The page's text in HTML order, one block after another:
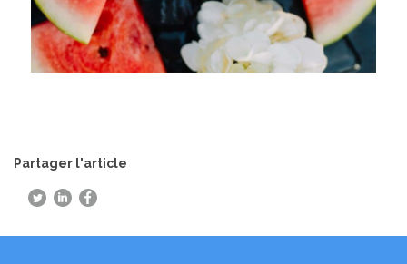
Partager l'article